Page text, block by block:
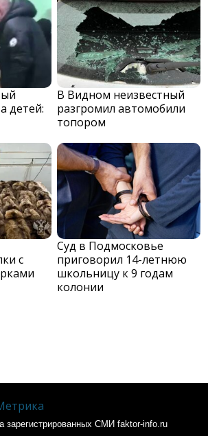
детей:
В Видном неизвестный
разгромил автомобили
топором
с
Суд в Подмосковье
приговорил 14-летнюю
школьницу к 9 годам
колонии
зарегистрированных СМИ faktor-info.ru